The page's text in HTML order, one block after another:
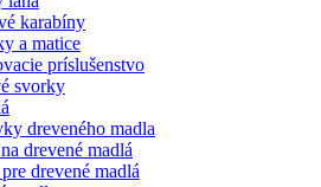
karabíny
a matice
príslušenstvo
svorky
dreveného madla
drevené madlá
drevené madlá